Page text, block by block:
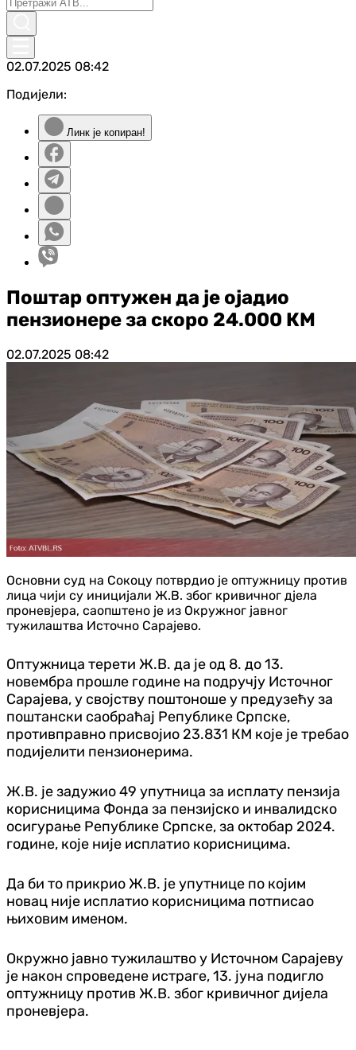
02.07.2025 08:42
Подијели:
Линк је копиран!
Поштар оптужен да је ојадио
пензионере за скоро 24.000 КМ
02.07.2025 08:42
Основни суд на Сокоцу потврдио је оптужницу против
лица чији су иницијали Ж.В. због кривичног дјела
проневјера, саопштено је из Окружног јавног
тужилаштва Источно Сарајево.
Оптужница терети Ж.В. да је од 8. до 13.
новембра прошле године на подручју Источног
Сарајева, у својству поштоноше у предузећу за
поштански саобраћај Републике Српске,
противправно присвојио 23.831 КМ које је требао
подијелити пензионерима.
Ж.В. је задужио 49 упутница за исплату пензија
корисницима Фонда за пензијско и инвалидско
осигурање Републике Српске, за октобар 2024.
године, које није исплатио корисницима.
Да би то прикрио Ж.В. је упутнице по којим
новац није исплатио корисницима потписао
њиховим именом.
Окружно јавно тужилаштво у Источном Сарајеву
је након спроведене истраге, 13. јуна подигло
оптужницу против Ж.В. због кривичног дијела
проневјера.